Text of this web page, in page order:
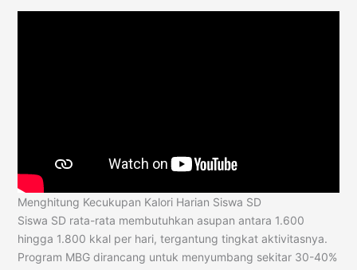
Menghitung Kecukupan Kalori Harian Siswa SD
Siswa SD rata-rata membutuhkan asupan antara 1.600
hingga 1.800 kkal per hari, tergantung tingkat aktivitasnya.
Program MBG dirancang untuk menyumbang sekitar 30-40%